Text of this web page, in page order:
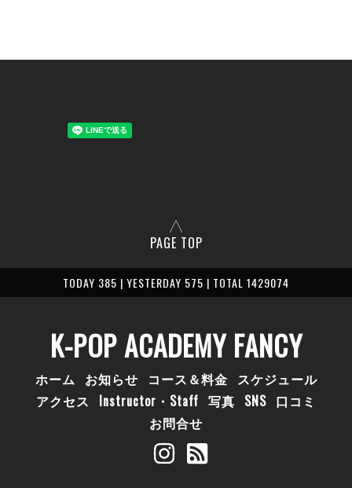
PAGE TOP
TODAY 385 | YESTERDAY 575 | TOTAL 1429074
K-POP ACADEMY FANCY
ホーム お知らせ コース＆料金 スケジュール
アクセス
Instructor・Staff 写真 SNS 口コミ
お問合せ